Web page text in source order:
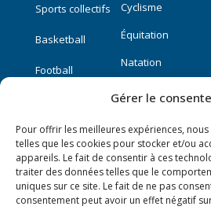
Gérer le
Pour offrir les meilleures expériences,
telles que les cookies pour stocker et/ou
appareils. Le fait de consentir à ces
traiter des données telles que le
uniques sur ce site. Le fait de ne pas
consentement peut avoir un effet négatif
Sports collectifs
Basketball
Football
Sports individuels
Course à pied
Cyclisme
Équitation
Natation
Liens utiles